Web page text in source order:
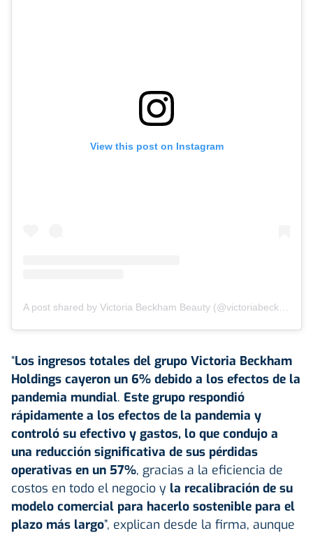
View this post on Instagram
“Los ingresos totales del grupo Victoria Beckham
Holdings cayeron un 6% debido a los efectos de la
pandemia mundial. Este grupo respondió
rápidamente a los efectos de la pandemia y
controló su efectivo y gastos, lo que condujo a
una reducción significativa de sus pérdidas
operativas en un 57%, gracias a la eficiencia de
costos en todo el negocio y la recalibración de su
modelo comercial para hacerlo sostenible para el
plazo más largo”, explican desde la firma, aunque